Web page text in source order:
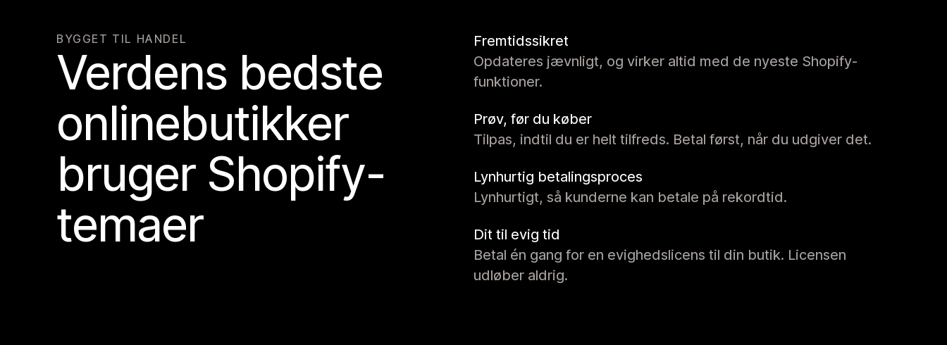
BYGGET TIL HANDEL
Verdens bedste
onlinebutikker
bruger Shopify-
temaer
Fremtidssikret
Opdateres jævnligt, og virker altid med de nyeste Shopify-
funktioner.
Prøv, før du køber
Tilpas, indtil du er helt tilfreds. Betal først, når du udgiver det.
Lynhurtig betalingsproces
Lynhurtigt, så kunderne kan betale på rekordtid.
Dit til evig tid
Betal én gang for en evighedslicens til din butik. Licensen
udløber aldrig.